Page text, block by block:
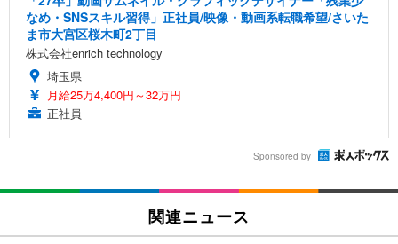
なめ・SNSスキル習得」正社員/映像・動画系転職希望/さいた
ま市大宮区桜木町2丁目
株式会社enrich technology
埼玉県
月給25万4,400円～32万円
正社員
Sponsored by
関連ニュース